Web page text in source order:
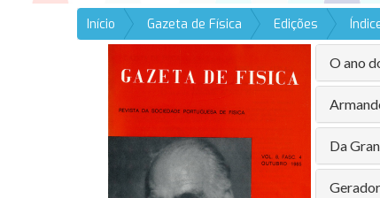
Início Gazeta de Física Edições
O ano
Da